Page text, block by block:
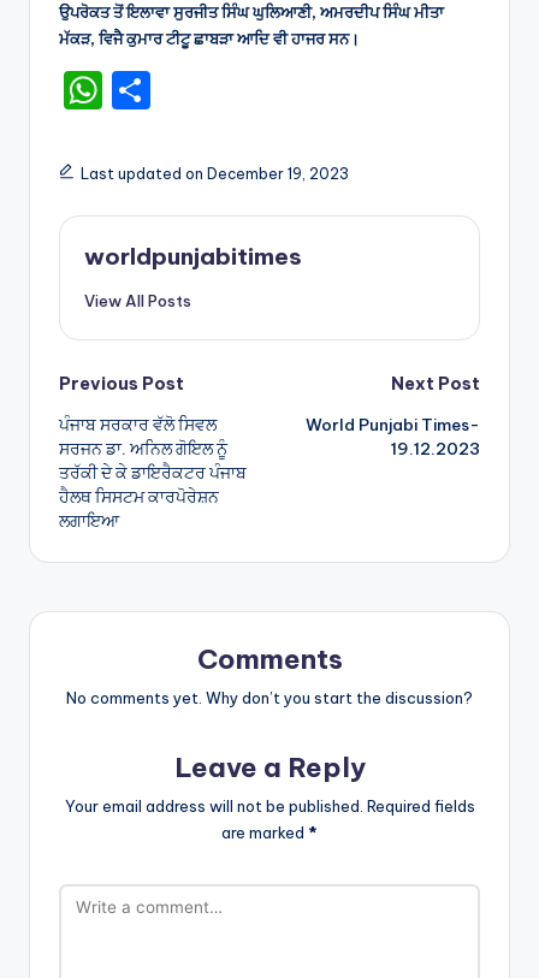
ਉਪਰੋਕਤ ਤੋਂ ਇਲਾਵਾ ਸੁਰਜੀਤ ਸਿੰਘ ਘੁਲਿਆਣੀ, ਅਮਰਦੀਪ ਸਿੰਘ ਮੀਤਾ
ਮੱਕੜ, ਵਿਜੈ ਕੁਮਾਰ ਟੀਟੂ ਛਾਬੜਾ ਆਦਿ ਵੀ ਹਾਜਰ ਸਨ।
W
a
ts
A
p
ar
e
Last updated on December 19, 2023
worldpunjabitimes
View All Posts
Post
navigation
Previous Post
ਪੰਜਾਬ ਸਰਕਾਰ ਵੱਲੋ ਸਿਵਲ
ਸਰਜਨ ਡਾ. ਅਨਿਲ ਗੋਇਲ ਨੂੰ
ਤਰੱਕੀ ਦੇ ਕੇ ਡਾਇਰੈਕਟਰ ਪੰਜਾਬ
ਹੈਲਥ ਸਿਸਟਮ ਕਾਰਪੋਰੇਸ਼ਨ
ਲਗਾਇਆ
Next Post
World Punjabi Times-
19.12.2023
Comments
No comments yet. Why don’t you start the discussion?
Leave a Reply
Your email address will not be published. Required fields
are marked *